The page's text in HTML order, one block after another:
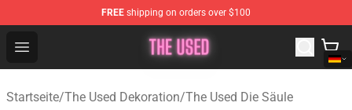
FREE shipping on orders over $100
Open menu
The Used Store - Official The Used Merchandise Shop
Startseite/The Used Dekoration/The Used Die Säule